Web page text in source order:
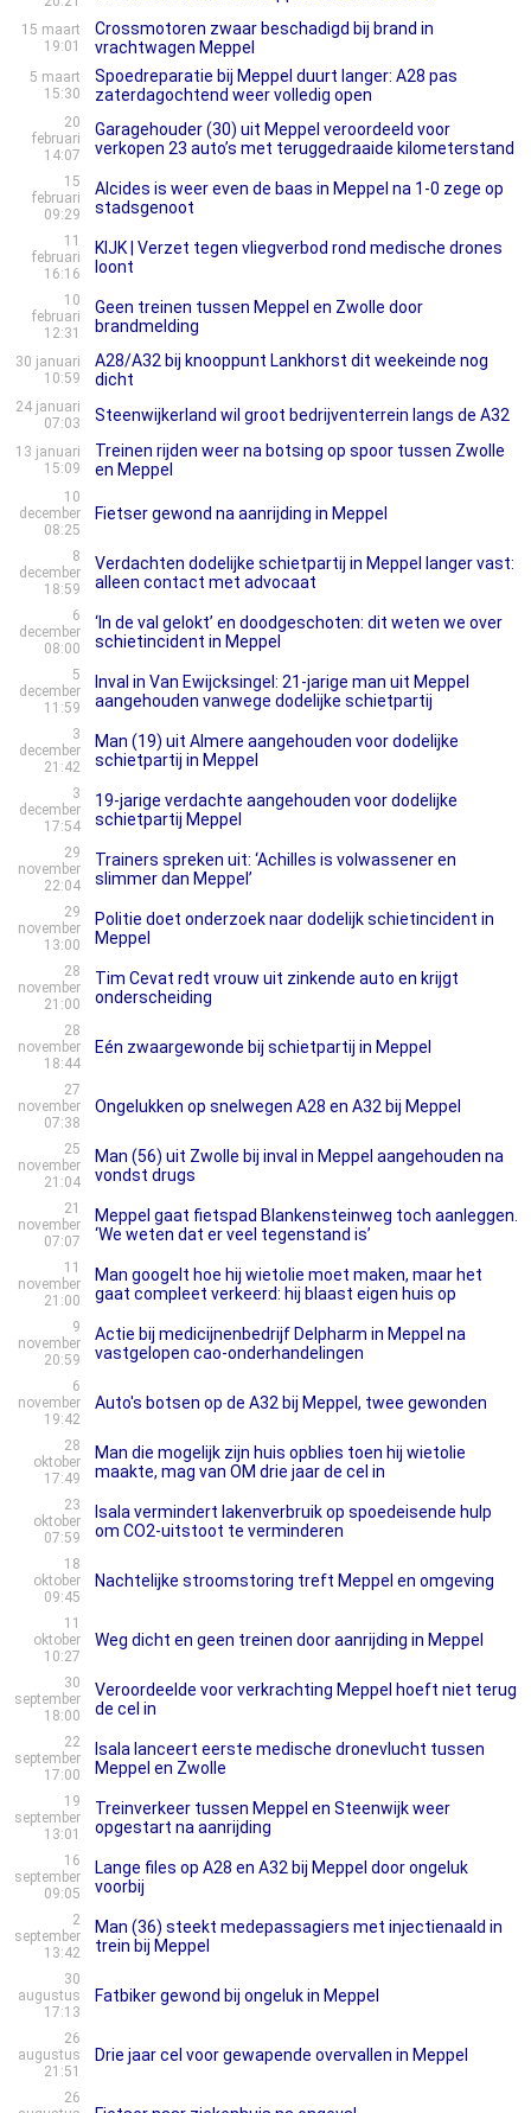
15 maart
19:01
Crossmotoren zwaar beschadigd bij brand in
vrachtwagen Meppel
5 maart
15:30
Spoedreparatie bij Meppel duurt langer: A28 pas
zaterdagochtend weer volledig open
20
februari
14:07
Garagehouder (30) uit Meppel veroordeeld voor
verkopen 23 auto’s met teruggedraaide kilometerstand
15
februari
09:29
Alcides is weer even de baas in Meppel na 1-0 zege op
stadsgenoot
11
februari
16:16
KIJK | Verzet tegen vliegverbod rond medische drones
loont
10
februari
12:31
Geen treinen tussen Meppel en Zwolle door
brandmelding
30 januari
10:59
A28/A32 bij knooppunt Lankhorst dit weekeinde nog
dicht
24 januari
07:03
Steenwijkerland wil groot bedrijventerrein langs de A32
13 januari
15:09
Treinen rijden weer na botsing op spoor tussen Zwolle
en Meppel
10
december
08:25
Fietser gewond na aanrijding in Meppel
8
december
18:59
Verdachten dodelijke schietpartij in Meppel langer vast:
alleen contact met advocaat
6
december
08:00
‘In de val gelokt’ en doodgeschoten: dit weten we over
schietincident in Meppel
5
december
11:59
Inval in Van Ewijcksingel: 21-jarige man uit Meppel
aangehouden vanwege dodelijke schietpartij
3
december
21:42
Man (19) uit Almere aangehouden voor dodelijke
schietpartij in Meppel
3
december
17:54
19-jarige verdachte aangehouden voor dodelijke
schietpartij Meppel
29
november
22:04
Trainers spreken uit: ‘Achilles is volwassener en
slimmer dan Meppel’
29
november
13:00
Politie doet onderzoek naar dodelijk schietincident in
Meppel
28
november
21:00
Tim Cevat redt vrouw uit zinkende auto en krijgt
onderscheiding
28
november
18:44
Eén zwaargewonde bij schietpartij in Meppel
27
november
07:38
Ongelukken op snelwegen A28 en A32 bij Meppel
25
november
21:04
Man (56) uit Zwolle bij inval in Meppel aangehouden na
vondst drugs
21
november
07:07
Meppel gaat fietspad Blankensteinweg toch aanleggen.
‘We weten dat er veel tegenstand is’
11
november
21:00
Man googelt hoe hij wietolie moet maken, maar het
gaat compleet verkeerd: hij blaast eigen huis op
9
november
20:59
Actie bij medicijnenbedrijf Delpharm in Meppel na
vastgelopen cao-onderhandelingen
6
november
19:42
Auto's botsen op de A32 bij Meppel, twee gewonden
28
oktober
17:49
Man die mogelijk zijn huis opblies toen hij wietolie
maakte, mag van OM drie jaar de cel in
23
oktober
07:59
Isala vermindert lakenverbruik op spoedeisende hulp
om CO2-uitstoot te verminderen
18
oktober
09:45
Nachtelijke stroomstoring treft Meppel en omgeving
11
oktober
10:27
Weg dicht en geen treinen door aanrijding in Meppel
30
september
18:00
Veroordeelde voor verkrachting Meppel hoeft niet terug
de cel in
22
september
17:00
Isala lanceert eerste medische dronevlucht tussen
Meppel en Zwolle
19
september
13:01
Treinverkeer tussen Meppel en Steenwijk weer
opgestart na aanrijding
16
september
09:05
Lange files op A28 en A32 bij Meppel door ongeluk
voorbij
2
september
13:42
Man (36) steekt medepassagiers met injectienaald in
trein bij Meppel
30
augustus
17:13
Fatbiker gewond bij ongeluk in Meppel
26
augustus
21:51
Drie jaar cel voor gewapende overvallen in Meppel
26